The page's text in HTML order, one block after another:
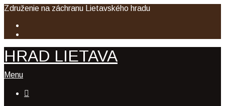
Združenie na záchranu Lietavského hradu
HRAD LIETAVA
Menu
